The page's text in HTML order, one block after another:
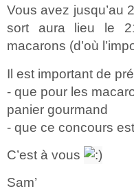
Vous avez jusqu’au
sort aura lieu le
macarons (d’où
Il est important de
- que pour les
panier gourmand
- que ce concours
C’est à vous
Sam’